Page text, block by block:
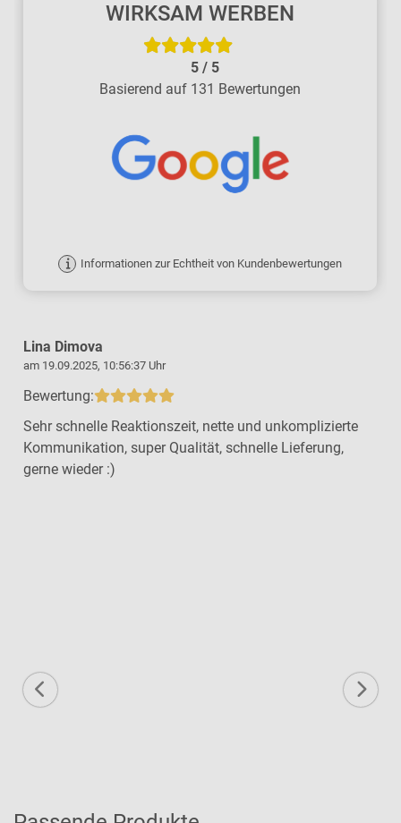
WIRKSAM WERBEN
5/ 5
Basierend auf 131 Bewertungen
Informationen zur Echtheit von Kundenbewertungen
Lina Dimova
am 19.09.2025, 10:56:37 Uhr
Bewertung:
Sehr schnelle Reaktionszeit, nette und unkomplizierte
Kommunikation, super Qualität, schnelle Lieferung,
gerne wieder :)